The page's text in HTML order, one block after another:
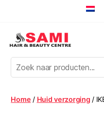
Afro
Hair
Beauty
Centre
Home / Huid verzorging /